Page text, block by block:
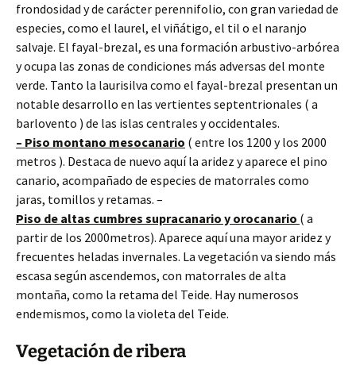
frondosidad y de carácter perennifolio, con gran variedad de
especies, como el laurel, el viñátigo, el til o el naranjo
salvaje. El fayal-brezal, es una formación arbustivo-arbórea
y ocupa las zonas de condiciones más adversas del monte
verde. Tanto la laurisilva como el fayal-brezal presentan un
notable desarrollo en las vertientes septentrionales ( a
barlovento ) de las islas centrales y occidentales.
– Piso montano mesocanario ( entre los 1200 y los 2000
metros ). Destaca de nuevo aquí la aridez y aparece el pino
canario, acompañado de especies de matorrales como
jaras, tomillos y retamas. –
Piso de altas cumbres supracanario y orocanario ( a
partir de los 2000metros). Aparece aquí una mayor aridez y
frecuentes heladas invernales. La vegetación va siendo más
escasa según ascendemos, con matorrales de alta
montaña, como la retama del Teide. Hay numerosos
endemismos, como la violeta del Teide.
Vegetación de ribera